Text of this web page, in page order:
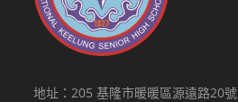
地址：205 基隆市暖暖區源遠路20號